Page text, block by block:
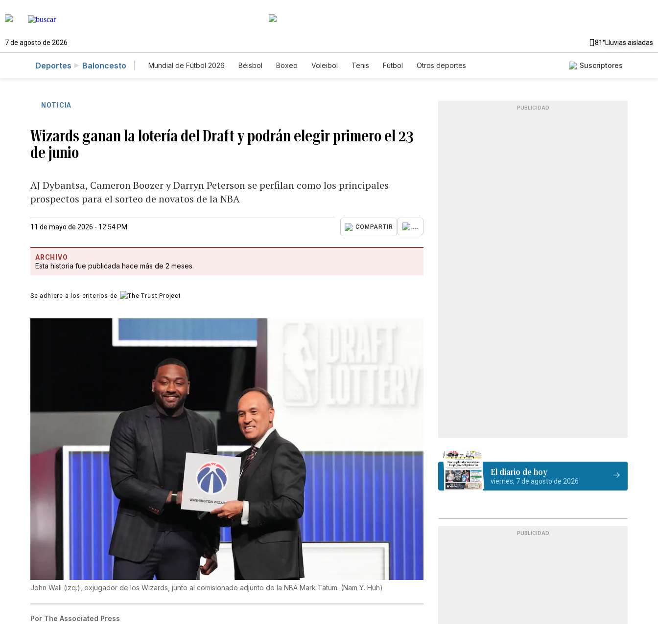
7 de agosto de 2026 81°Lluvias aisladas
Deportes Baloncesto Mundial de Fútbol 2026 Béisbol Boxeo Voleibol Tenis Fútbol Otros deportes Suscriptores
NOTICIA
Wizards ganan la lotería del Draft y podrán elegir primero el 23
de junio
AJ Dybantsa, Cameron Boozer y Darryn Peterson se perfilan como los principales
prospectos para el sorteo de novatos de la NBA
11 de mayo de 2026 - 12:54 PM COMPARTIR ...
ARCHIVO
Esta historia fue publicada hace más de 2 meses.
Se adhiere a los criterios de
John Wall (izq.), exjugador de los Wizards, junto al comisionado adjunto de la NBA Mark Tatum. (Nam Y. Huh)
Por The Associated Press
PUBLICIDAD
El diario de hoy
viernes, 7 de agosto de 2026
PUBLICIDAD